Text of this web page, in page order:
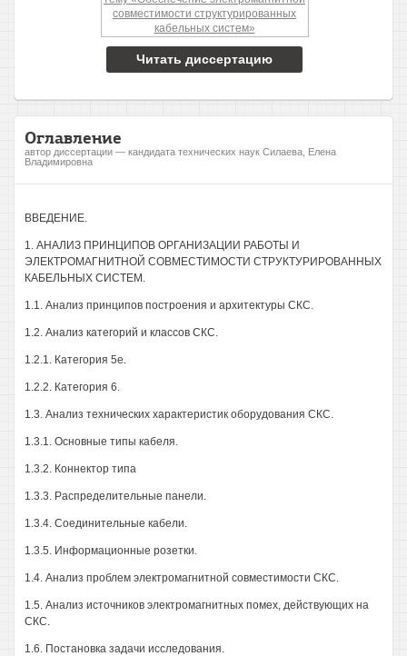
Читать диссертацию
Оглавление
автор диссертации — кандидата технических наук Силаева, Елена
Владимировна
ВВЕДЕНИЕ.
1. АНАЛИЗ ПРИНЦИПОВ ОРГАНИЗАЦИИ РАБОТЫ И
ЭЛЕКТРОМАГНИТНОЙ СОВМЕСТИМОСТИ СТРУКТУРИРОВАННЫХ
КАБЕЛЬНЫХ СИСТЕМ.
1.1. Анализ принципов построения и архитектуры СКС.
1.2. Анализ категорий и классов СКС.
1.2.1. Категория 5е.
1.2.2. Категория 6.
1.3. Анализ технических характеристик оборудования СКС.
1.3.1. Основные типы кабеля.
1.3.2. Коннектор типа
1.3.3. Распределительные панели.
1.3.4. Соединительные кабели.
1.3.5. Информационные розетки.
1.4. Анализ проблем электромагнитной совместимости СКС.
1.5. Анализ источников электромагнитных помех, действующих на
СКС.
1.6. Постановка задачи исследования.